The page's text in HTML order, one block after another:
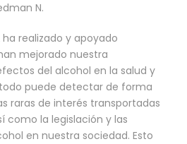
N.
ha realizado y apoyado
mejorado nuestra
del alcohol en la salud y
puede detectar de forma
raras de interés transportadas
como la legislación y las
en nuestra sociedad. Esto